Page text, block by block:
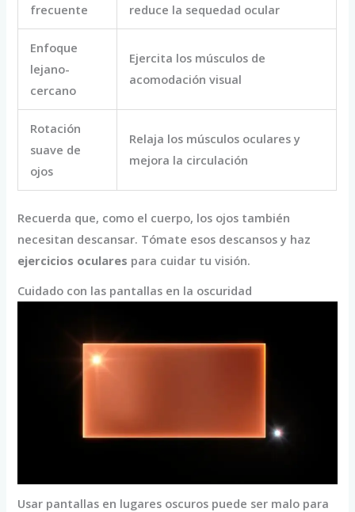
frecuente
reduce la sequedad ocular
Enfoque
lejano-
cercano
Ejercita los músculos de
acomodación visual
Rotación
suave de
ojos
Relaja los músculos oculares y
mejora la circulación
Recuerda que, como el cuerpo, los ojos también
necesitan descansar. Tómate esos descansos y haz
ejercicios oculares para cuidar tu visión.
Cuidado con las pantallas en la oscuridad
Usar pantallas en lugares oscuros puede ser malo para